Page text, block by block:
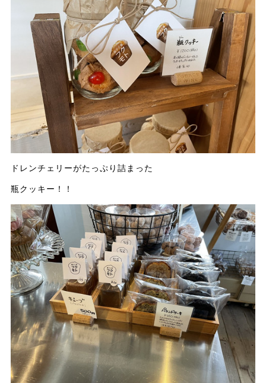
ドレンチェリーがたっぷり詰まった
瓶クッキー！！